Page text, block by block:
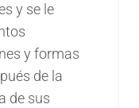
y se le
y formas
de la
de sus